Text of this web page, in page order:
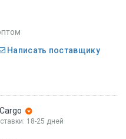
Написать поставщику
18-25 дней